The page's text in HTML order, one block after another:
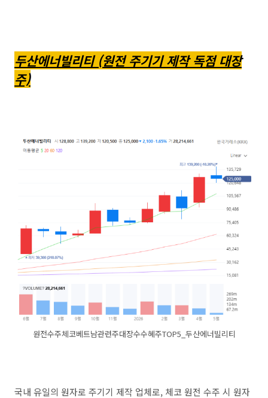
두산에너빌리티 (원전 주기기 제작 독점 대장
주)
원전수주체코베트남관련주대장수수혜주TOP5_두산에너빌리티
국내 유일의 원자로 주기기 제작 업체로, 체코 원전 수주 시 원자